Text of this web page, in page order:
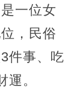
一位女
，民俗
件事、吃
。